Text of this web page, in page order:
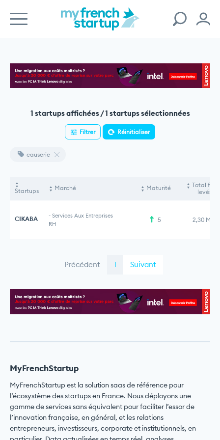
1 startups affichées / 1 startups sélectionnées
Filtrer Réinitialiser
causerie
Startups Marché Maturité
Total
levés
CIKABA - Services Aux Entreprises
RH
5 2,30 M€
Précédent 1 Suivant
MyFrenchStartup
MyFrenchStartup est la solution saas de référence pour
l’écosystème des startups en France. Nous déployons une
gamme de services sans équivalent pour faciliter l’essor de
l’innovation française, en général, et les relations
entrepreneurs, investisseurs, corporate et institutionnels, en